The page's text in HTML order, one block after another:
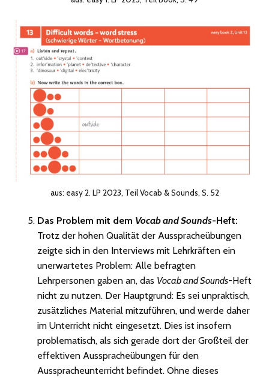
aus: easy 2. LP 2023, Teil Vocab & Sounds, S. 52
Das Problem mit dem Vocab and Sounds-Heft:
Trotz der hohen Qualität der Ausspracheübungen
zeigte sich in den Interviews mit Lehrkräften ein
unerwartetes Problem: Alle befragten
Lehrpersonen gaben an, das Vocab and Sounds-Heft
nicht zu nutzen. Der Hauptgrund: Es sei unpraktisch,
zusätzliches Material mitzuführen, und werde daher
im Unterricht nicht eingesetzt. Dies ist insofern
problematisch, als sich gerade dort der Großteil der
effektiven Ausspracheübungen für den
Ausspracheunterricht befindet. Ohne dieses